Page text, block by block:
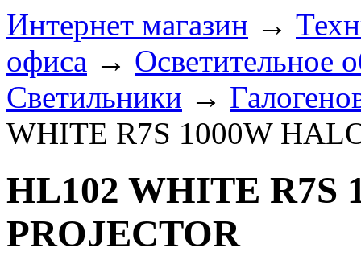
Интернет магазин →
офиса → Осветительное
Светильники →
WHITE R7S 1000W
HL102 WHITE R7S
PROJECTOR